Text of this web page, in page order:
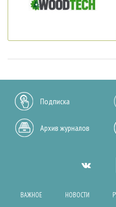
Подписка
Архив журналов
ВАЖНОЕ НОВОСТИ